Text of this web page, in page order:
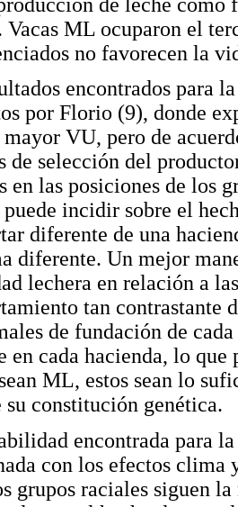
Vacas ML ocuparon el
no favorecen la
encontrados para
por Florio (9), donde
mayor VU, pero de
de selección del
en las posiciones de los
puede incidir sobre el
diferente de una
diferente. Un mejor
lechera en relación a
tan contrastante
de fundación de
en cada hacienda, lo
ML, estos sean lo
su constitución genética.
encontrada para
con los efectos clima
grupos raciales siguen